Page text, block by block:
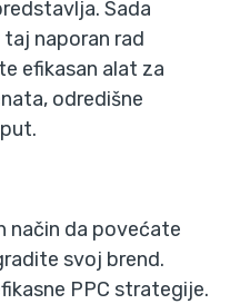
Sada
naporan rad
efikasan alat za
odredišne
način da povećate
svoj brend.
PPC strategije.